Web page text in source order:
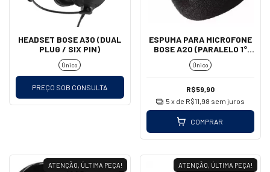
HEADSET BOSE A30 (DUAL
PLUG / SIX PIN)
Único
PREÇO SOB CONSULTA
ESPUMA PARA MICROFONE
BOSE A20 (PARALELO 1°
LINHA)
Único
R$59,90
5 x de R$11,98 sem juros
COMPRAR
ATENÇÃO, ÚLTIMA PEÇA! ATENÇÃO, ÚLTIMA PEÇA!